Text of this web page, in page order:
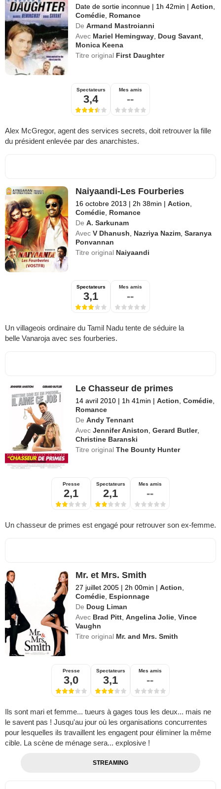
Date de sortie inconnue | 1h 42min | Action,
Comédie, Romance
De Armand Mastroianni
Avec Mariel Hemingway, Doug Savant,
Monica Keena
Titre original First Daughter
Spectateurs
3,4
Mes amis
--
Alex McGregor, agent des services secrets, doit retrouver la fille
du président enlevée par des anarchistes.
Naiyaandi-Les Fourberies
16 octobre 2013 | 2h 38min | Action,
Comédie, Romance
De A. Sarkunam
Avec V Dhanush, Nazriya Nazim,Saranya
Ponvannan
Titre original Naiyaandi
Spectateurs
3,1
Mes amis
--
Un villageois ordinaire du Tamil Nadu tente de séduire la
belle Vanaroja avec ses fourberies.
Le Chasseur de primes
14 avril 2010 | 1h 41min | Action,Comédie,
Romance
De Andy Tennant
Avec Jennifer Aniston,Gerard Butler,
Christine Baranski
Titre originalThe Bounty Hunter
Presse
2,1
Spectateurs
2,1
Mes amis
--
Un chasseur de primes est engagé pour retrouver son ex-femme.
Mr. et Mrs. Smith
27 juillet 2005 | 2h 00min | Action,
Comédie, Espionnage
De Doug Liman
Avec Brad Pitt,Angelina Jolie,Vince
Vaughn
Titre original Mr. and Mrs. Smith
Presse
3,0
Spectateurs
3,1
Mes amis
--
Ils sont mari et femme... tueurs à gages tous les deux... mais ne
le savent pas ! Jusqu'au jour où les organisations concurrentes
pour lesquelles ils travaillent les engagent pour éliminer la même
cible. La scène de ménage sera... explosive !
STREAMING